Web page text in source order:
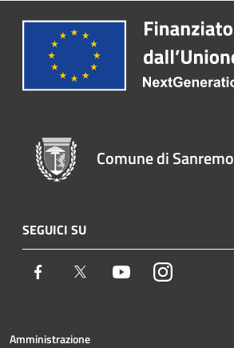
Comune di Sanremo
SEGUICI SU
Facebook Twitter YoutubeInstagram
Amministrazione